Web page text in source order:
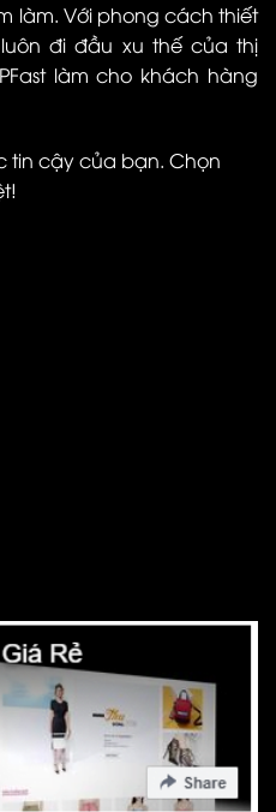
làm. Với phong cách thiết
đi đầu xu thế của thị
làm cho khách hàng
tin cậy của bạn. Chọn